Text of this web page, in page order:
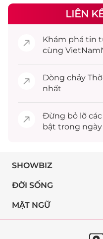
LIÊN
Khám phá tin
cùng
Dòng chảy
nhất
Đừng bỏ lỡ
bật trong ngày
SHOWBIZ
ĐỜI SỐNG
MẬT NGỮ